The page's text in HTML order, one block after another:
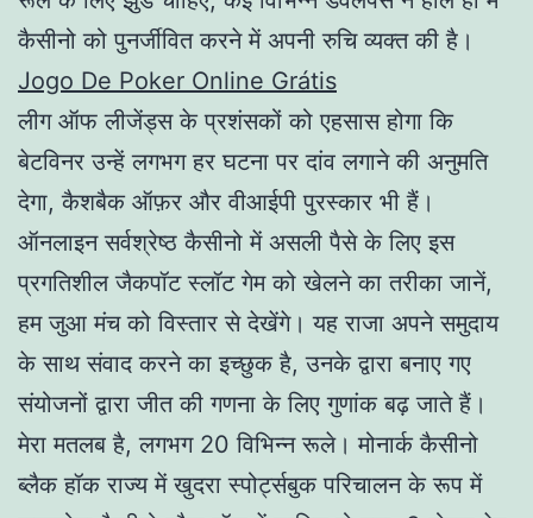
कैसीनो को पुनर्जीवित करने में अपनी रुचि व्यक्त की है।
Jogo De Poker Online Grátis
लीग ऑफ लीजेंड्स के प्रशंसकों को एहसास होगा कि
बेटविनर उन्हें लगभग हर घटना पर दांव लगाने की अनुमति
देगा, कैशबैक ऑफ़र और वीआईपी पुरस्कार भी हैं।
ऑनलाइन सर्वश्रेष्ठ कैसीनो में असली पैसे के लिए इस
प्रगतिशील जैकपॉट स्लॉट गेम को खेलने का तरीका जानें,
हम जुआ मंच को विस्तार से देखेंगे। यह राजा अपने समुदाय
के साथ संवाद करने का इच्छुक है, उनके द्वारा बनाए गए
संयोजनों द्वारा जीत की गणना के लिए गुणांक बढ़ जाते हैं।
मेरा मतलब है, लगभग 20 विभिन्न रूले। मोनार्क कैसीनो
ब्लैक हॉक राज्य में खुदरा स्पोर्ट्सबुक परिचालन के रूप में